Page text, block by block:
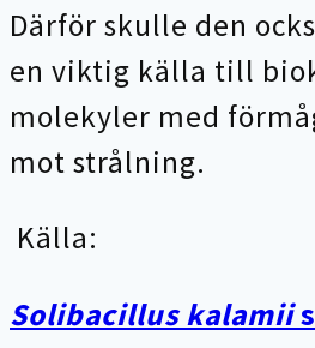
Därför skulle den
en viktig källa till
molekyler med
mot strålning.
Källa:
Solibacillus kalamii